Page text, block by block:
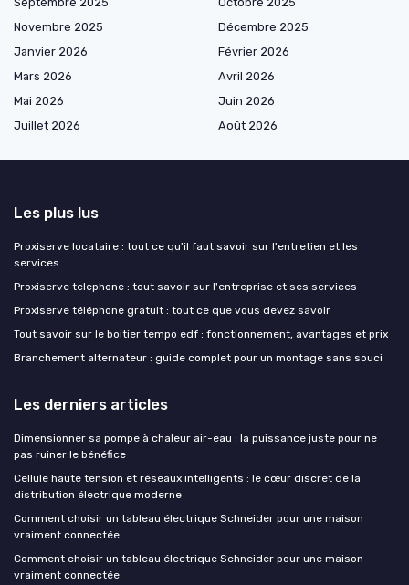
Novembre 2025
Décembre 2025
Janvier 2026
Février 2026
Mars 2026
Avril 2026
Mai 2026
Juin 2026
Juillet 2026
Août 2026
Les plus lus
Proxiserve locataire : tout ce qu'il faut savoir sur l'entretien et les
services
Proxiserve telephone : tout savoir sur l'entreprise et ses services
Proxiserve téléphone gratuit : tout ce que vous devez savoir
Tout savoir sur le boitier tempo edf : fonctionnement, avantages et prix
Branchement alternateur : guide complet pour un montage sans souci
Les derniers articles
Dimensionner sa pompe à chaleur air-eau : la puissance juste pour ne
pas ruiner le bénéfice
Cellule haute tension et réseaux intelligents : le cœur discret de la
distribution électrique moderne
Comment choisir un tableau électrique Schneider pour une maison
vraiment connectée
Comment choisir un tableau électrique Schneider pour une maison
vraiment connectée